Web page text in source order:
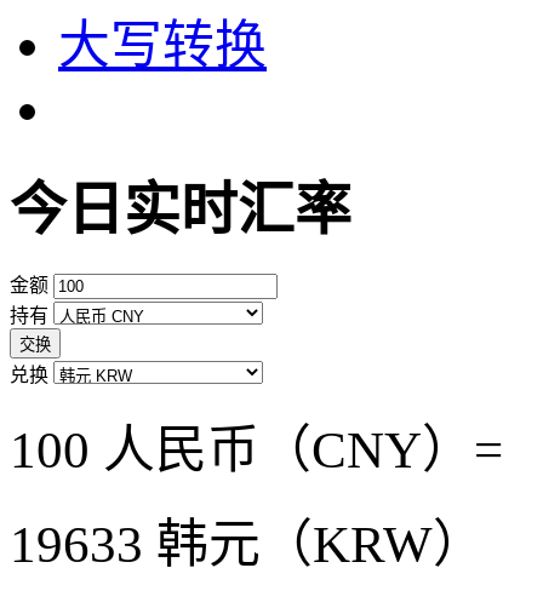
大写转换
今日实时汇率
金额
持有
交换
兑换
100 人民币（CNY）=
19633 韩元（KRW）